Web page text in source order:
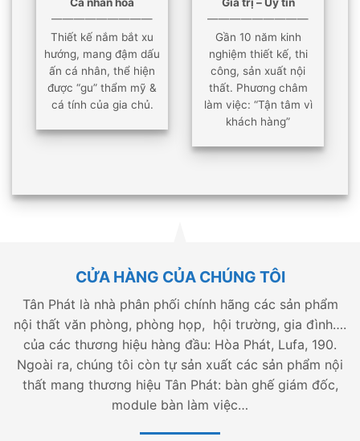
—————————
Thiết kế nắm bắt xu
hướng, mang đậm dấu
ấn cá nhân, thể hiện
được “gu” thẩm mỹ &
cá tính của gia chủ.
—————————
Gần 10 năm kinh
nghiệm thiết kế, thi
công, sản xuất nội
thất. Phương châm
làm việc: “Tận tâm vì
khách hàng”
CỬA HÀNG CỦA CHÚNG TÔI
Tân Phát là nhà phân phối chính hãng các sản phẩm
nội thất văn phòng, phòng họp, hội trường, gia đình….
của các thương hiệu hàng đầu: Hòa Phát, Lufa, 190.
Ngoài ra, chúng tôi còn tự sản xuất các sản phẩm nội
thất mang thương hiệu Tân Phát: bàn ghế giám đốc,
module bàn làm việc…